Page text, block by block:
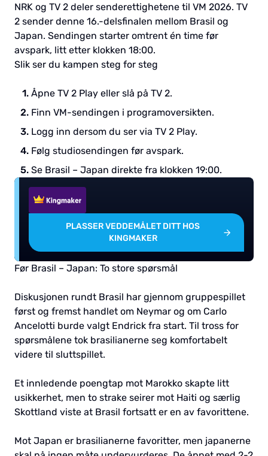
NRK og TV 2 deler senderettighetene til VM 2026. TV
2 sender denne 16.-delsfinalen mellom Brasil og
Japan. Sendingen starter omtrent én time før
avspark, litt etter klokken 18:00.
Slik ser du kampen steg for steg
Åpne TV 2 Play eller slå på TV 2.
Finn VM-sendingen i programoversikten.
Logg inn dersom du ser via TV 2 Play.
Følg studiosendingen før avspark.
Se Brasil – Japan direkte fra klokken 19:00.
PLASSER VEDDEMÅLET DITT HOS
KINGMAKER
Før Brasil – Japan: To store spørsmål
Diskusjonen rundt Brasil har gjennom gruppespillet
først og fremst handlet om Neymar og om Carlo
Ancelotti burde valgt Endrick fra start. Til tross for
spørsmålene tok brasilianerne seg komfortabelt
videre til sluttspillet.
Et innledende poengtap mot Marokko skapte litt
usikkerhet, men to strake seirer mot Haiti og særlig
Skottland viste at Brasil fortsatt er en av favorittene.
Mot Japan er brasilianerne favoritter, men japanerne